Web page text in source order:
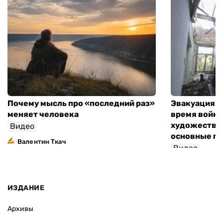
Почему мысль про «последний раз»
меняет человека
Видео
Валентин Ткач
Эвакуация
время
основные
Видео
ИЗДАНИЕ
Архивы